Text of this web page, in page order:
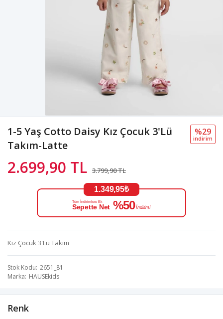
1-5 Yaş Cotto Daisy Kız Çocuk 3'Lü
Takım-Latte
2.699,90 TL 3.799,90 TL
%29
i̇ndi̇ri̇m
1.349,95₺
Tüm İndirimlere Ek
Sepette Net %50 İndirim!
Kız Çocuk 3'Lü Takım
Stok Kodu 2651_81
Marka HAUSEkids
Renk